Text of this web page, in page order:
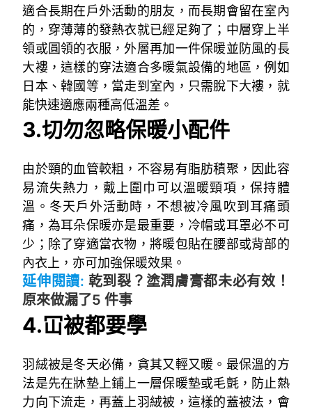
適合長期在戶外活動的朋友，而長期會留在室內
的，穿薄薄的發熱衣就已經足夠了；中層穿上半
領或圓領的衣服，外層再加一件保暖並防風的長
大褸，這樣的穿法適合多暖氣設備的地區，例如
日本、韓國等，當走到室內，只需脫下大褸，就
能快速適應兩種高低溫差。
3.切勿忽略保暖小配件
由於頸的血管較粗，不容易有脂肪積聚，因此容
易流失熱力，戴上圍巾可以溫暖頸項，保持體
溫。冬天戶外活動時，不想被冷風吹到耳痛頭
痛，為耳朵保暖亦是最重要，冷帽或耳罩必不可
少；除了穿適當衣物，將暖包貼在腰部或背部的
內衣上，亦可加強保暖效果。
延伸閱讀: 乾到裂？塗潤膚膏都未必有效！
原來做漏了5 件事
4.冚被都要學
羽絨被是冬天必備，貪其又輕又暖。最保溫的方
法是先在牀墊上鋪上一層保暖墊或毛氈，防止熱
力向下流走，再蓋上羽絨被，這樣的蓋被法，會